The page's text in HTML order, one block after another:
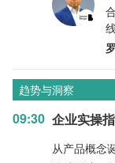
趋势与洞察
09:30 企业实操
从产品概念